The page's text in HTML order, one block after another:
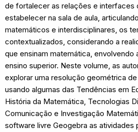
de fortalecer as relações e interfaces
estabelecer na sala de aula,
matemáticos e interdisciplinares, os
contextualizados, considerando a
que ensinam matemática, envolvendo
ensino superior. Neste volume, as
explorar uma resolução geométrica
usando algumas das Tendências em
História da Matemática, Tecnologias
Comunicação e Investigação
software livre Geogebra as atividades